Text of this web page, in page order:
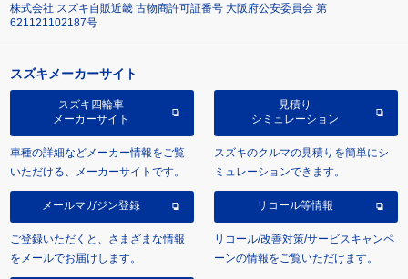
株式会社 スズキ自販近畿 古物商許可証番号 大阪府公安委員会 第
621121102187号
スズキメーカーサイト
スズキ四輪車
メーカーサイト
車種の詳細などメーカー情報をご覧
いただける、メーカーサイトです。
見積り
シミュレーション
スズキのクルマの見積りを簡単にシ
ミュレーションできます。
メールマガジン登録
ご登録いただくと、さまざまな情報
をメールでお届けします。
リコール等情報
リコール/改善対策/サービスキャンペ
ーンの情報をご覧いただけます。